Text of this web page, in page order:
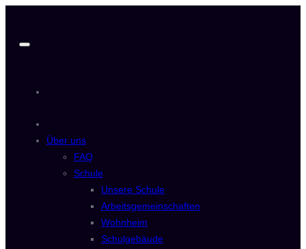
springen
Über uns
FAQ
Schule
Unsere Schule
Arbeitsgemeinschaften
Wohnheim
Schulgebäude